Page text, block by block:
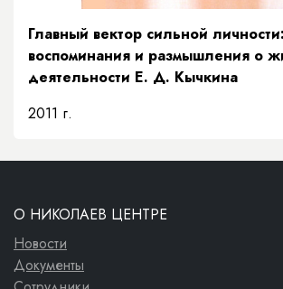
Главный вектор сильной личности:
воспоминания и размышления о
деятельности Е. Д. Кычкина
2011 г.
О НИКОЛАЕВ ЦЕНТРЕ
Новости
Документы